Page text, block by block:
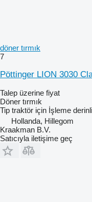
döner tırmık
7
Pöttinger LION 3030
Talep üzerine fiyat
Döner tırmık
Tip traktör için İşleme
Hollanda, Hillegom
Kraakman B.V.
Satıcıyla iletişime geç